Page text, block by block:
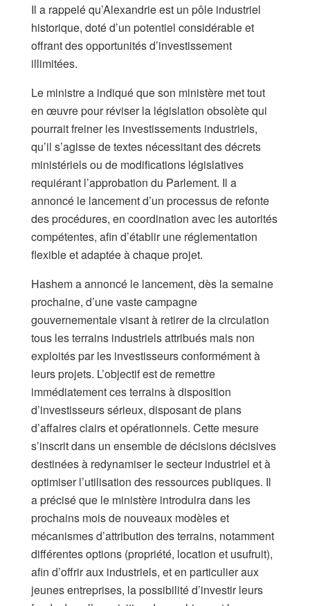
Il a rappelé qu’Alexandrie est un pôle industriel
historique, doté d’un potentiel considérable et
offrant des opportunités d’investissement
illimitées.
Le ministre a indiqué que son ministère met tout
en œuvre pour réviser la législation obsolète qui
pourrait freiner les investissements industriels,
qu’il s’agisse de textes nécessitant des décrets
ministériels ou de modifications législatives
requiérant l’approbation du Parlement. Il a
annoncé le lancement d’un processus de refonte
des procédures, en coordination avec les autorités
compétentes, afin d’établir une réglementation
flexible et adaptée à chaque projet.
Hashem a annoncé le lancement, dès la semaine
prochaine, d’une vaste campagne
gouvernementale visant à retirer de la circulation
tous les terrains industriels attribués mais non
exploités par les investisseurs conformément à
leurs projets. L’objectif est de remettre
immédiatement ces terrains à disposition
d’investisseurs sérieux, disposant de plans
d’affaires clairs et opérationnels. Cette mesure
s’inscrit dans un ensemble de décisions décisives
destinées à redynamiser le secteur industriel et à
optimiser l’utilisation des ressources publiques. Il
a précisé que le ministère introduira dans les
prochains mois de nouveaux modèles et
mécanismes d’attribution des terrains, notamment
différentes options (propriété, location et usufruit),
afin d’offrir aux industriels, et en particulier aux
jeunes entreprises, la possibilité d’investir leurs